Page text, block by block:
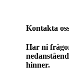
Kontakta
Har ni
hinner.